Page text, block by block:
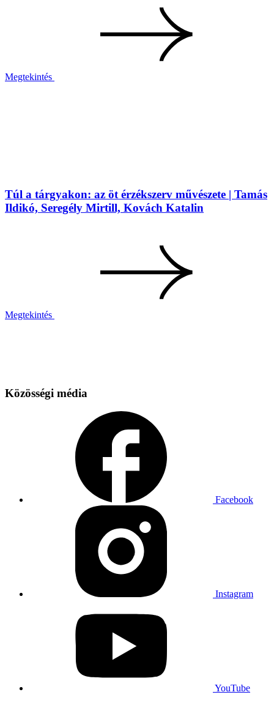
Megtekintés
Túl a tárgyakon: az öt érzékszerv művészete | Tamás
Ildikó, Seregély Mirtill, Kovách Katalin
Megtekintés
Közösségi média
Facebook
Instagram
YouTube